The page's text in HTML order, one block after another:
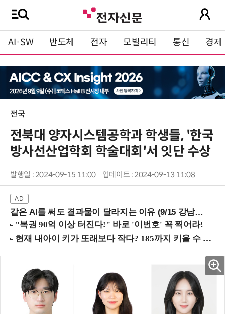
AI·SW 반도체 전자 모빌리티 통신 경제
전국
전북대 양자시스템공학과 학생들, '한국
방사선산업학회 학술대회'서 잇단 수상
발행일 : 2024-09-15 11:00 업데이트 : 2024-09-13 11:08
같은 AI를 써도 결과물이 달라지는 이유 (9/15 강남역)